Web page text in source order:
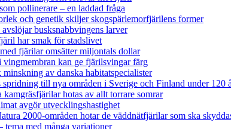
pollinerare – en laddad fråga
och genetik skiljer skogspärlemorfjärilens former
busksnabbvingens larver
har smak för stadslivet
fjärilar omsätter miljontals dollar
vingmembran kan ge fjärilsvingar färg
minskning av danska habitatspecialister
spridning till nya områden i Sverige och Finland under 120
kamgräsfjärilar hotas av allt torrare somrar
avgör utvecklingshastighet
2000-områden hotar de väddnätfjärilar som ska
tema med många variationer